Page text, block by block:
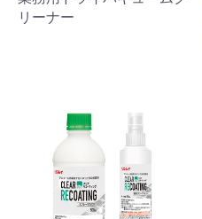
リーナー